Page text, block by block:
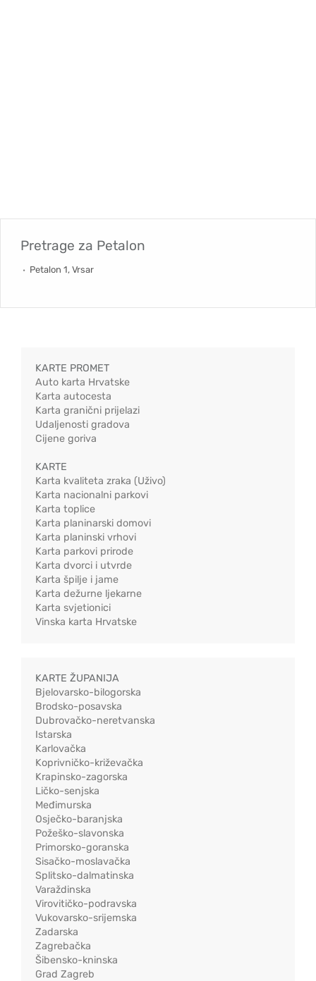
Pretrage za Petalon
Petalon 1, Vrsar
KARTE PROMET
Auto karta Hrvatske
Karta autocesta
Karta granični prijelazi
Udaljenosti gradova
Cijene goriva
KARTE
Karta kvaliteta zraka (Uživo)
Karta nacionalni parkovi
Karta toplice
Karta planinarski domovi
Karta planinski vrhovi
Karta parkovi prirode
Karta dvorci i utvrde
Karta špilje i jame
Karta dežurne ljekarne
Karta svjetionici
Vinska karta Hrvatske
KARTE ŽUPANIJA
Bjelovarsko-bilogorska
Brodsko-posavska
Dubrovačko-neretvanska
Istarska
Karlovačka
Koprivničko-križevačka
Krapinsko-zagorska
Ličko-senjska
Međimurska
Osječko-baranjska
Požeško-slavonska
Primorsko-goranska
Sisačko-moslavačka
Splitsko-dalmatinska
Varaždinska
Virovitičko-podravska
Vukovarsko-srijemska
Zadarska
Zagrebačka
Šibensko-kninska
Grad Zagreb